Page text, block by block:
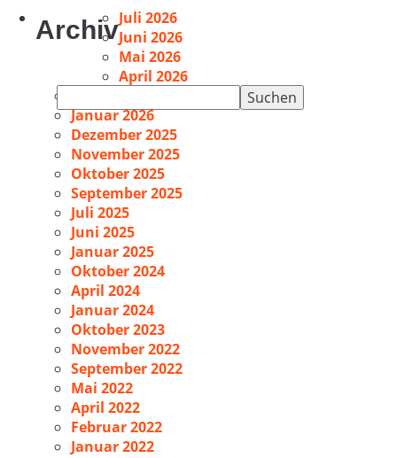
Suchen
nach:
ArchivJuli 2026
Juni 2026
Mai 2026
April 2026
Januar 2026
Dezember 2025
November 2025
Oktober 2025
September 2025
Juli 2025
Juni 2025
Januar 2025
Oktober 2024
April 2024
Januar 2024
Oktober 2023
November 2022
September 2022
Mai 2022
April 2022
Februar 2022
Januar 2022